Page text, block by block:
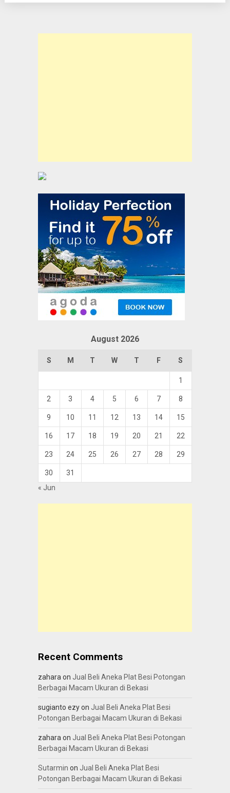
August 2026
S M T W T F S
1
2 3 4 5 6 7 8
9 10 11 12 13 14 15
16 17 18 19 20 21 22
23 24 25 26 27 28 29
30
31
« Jun
Recent Comments
zahara on Jual Beli Aneka Plat Besi Potongan
Berbagai Macam Ukuran di Bekasi
sugianto ezyon Jual Beli Aneka Plat Besi
Potongan Berbagai Macam Ukuran di Bekasi
zahara on Jual Beli Aneka Plat Besi Potongan
Berbagai Macam Ukuran di Bekasi
Sutarmin on Jual Beli Aneka Plat Besi
Potongan Berbagai Macam Ukuran di Bekasi